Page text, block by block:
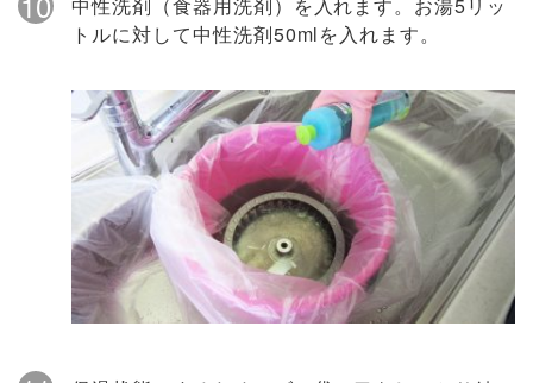
中性洗剤（食器用洗剤）を入れます。お湯5リッ
トルに対して中性洗剤50mlを入れます。